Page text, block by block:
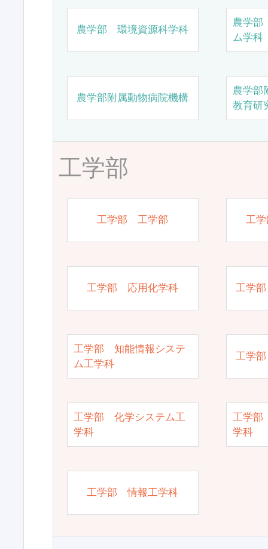
農学部 環境資源科学科
農学
ム学科
農学部附属動物病院機構
農学部
教育研
工学部
工学部 工学部 工
工学部 応用化学科 工学
工学部 知能情報システ
ム工学科
工学
工学部 化学システム工
学科
工学部
学科
工学部 情報工学科